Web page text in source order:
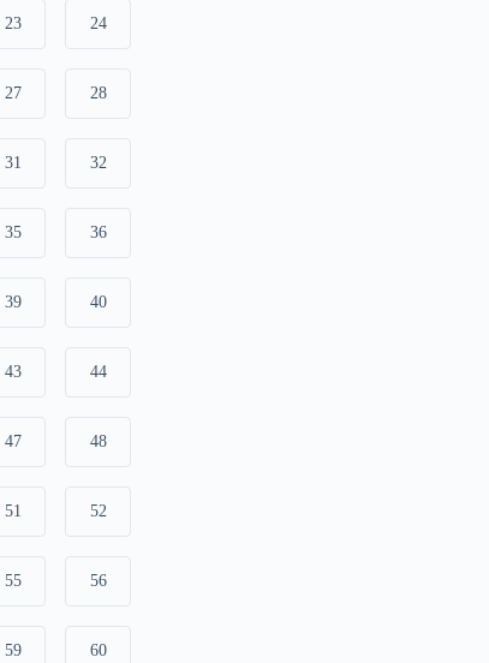
23 24
27 28
31 32
35 36
39 40
43 44
47 48
51 52
55 56
59 60